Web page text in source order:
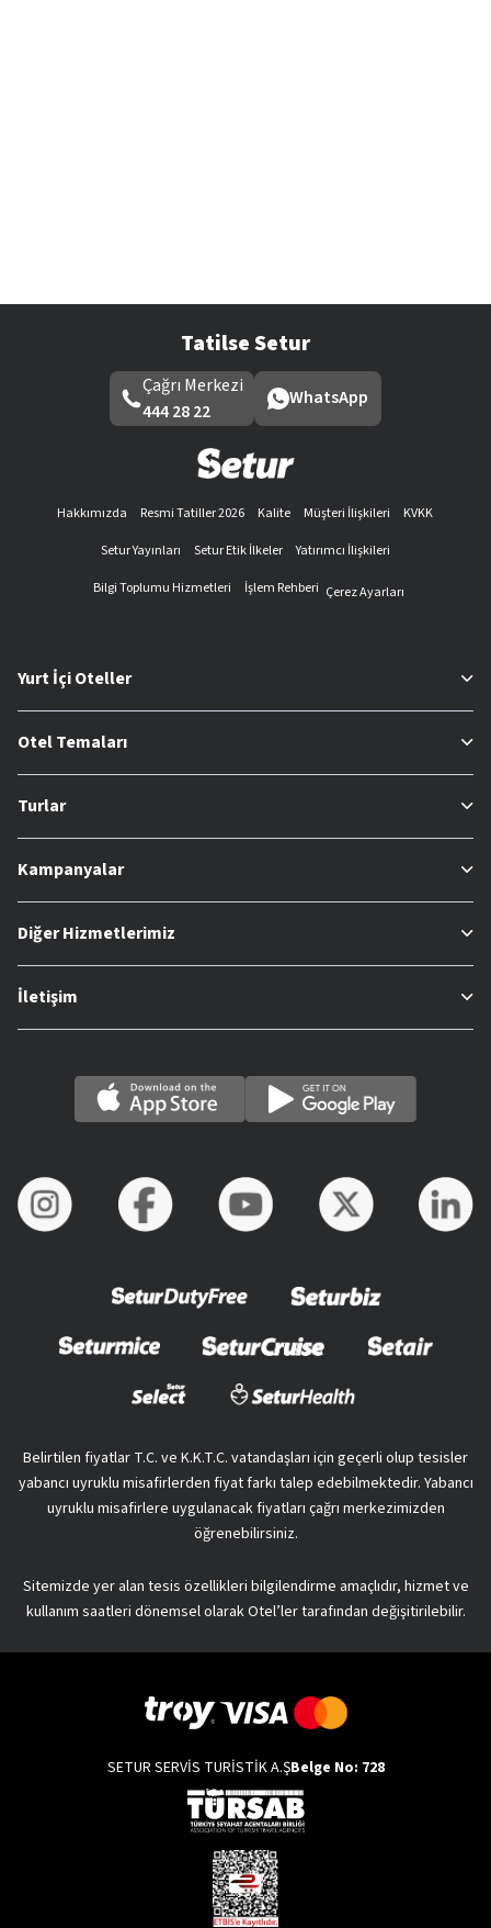
Tatilse Setur
Çağrı Merkezi
444 28 22
WhatsApp
Hakkımızda Resmi Tatiller 2026 Kalite Müşteri İlişkileri
KVKK
Setur Yayınları
Setur Etik İlkeler
Yatırımcı İlişkileri
Bilgi Toplumu Hizmetleri
İşlem Rehberi Çerez Ayarları
Yurt İçi Oteller
Otel Temaları
Turlar
Kampanyalar
Diğer Hizmetlerimiz
İletişim
Belirtilen fiyatlar T.C. ve K.K.T.C. vatandaşları için geçerli olup tesisler
yabancı uyruklu misafirlerden fiyat farkı talep edebilmektedir. Yabancı
uyruklu misafirlere uygulanacak fiyatları çağrı merkezimizden
öğrenebilirsiniz.
Sitemizde yer alan tesis özellikleri bilgilendirme amaçlıdır, hizmet ve
kullanım saatleri dönemsel olarak Otel’ler tarafından değişitirilebilir.
SETUR SERVİS TURİSTİK A.ŞBelge No: 728